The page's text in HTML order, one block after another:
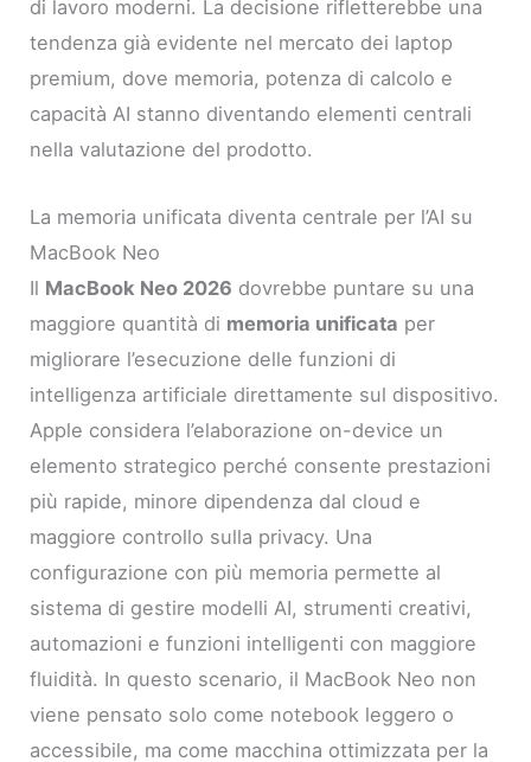
di lavoro moderni. La decisione rifletterebbe una
tendenza già evidente nel mercato dei laptop
premium, dove memoria, potenza di calcolo e
capacità AI stanno diventando elementi centrali
nella valutazione del prodotto.
La memoria unificata diventa centrale per l’AI su
MacBook Neo
Il MacBook Neo 2026 dovrebbe puntare su una
maggiore quantità di memoria unificata per
migliorare l’esecuzione delle funzioni di
intelligenza artificiale direttamente sul dispositivo.
Apple considera l’elaborazione on-device un
elemento strategico perché consente prestazioni
più rapide, minore dipendenza dal cloud e
maggiore controllo sulla privacy. Una
configurazione con più memoria permette al
sistema di gestire modelli AI, strumenti creativi,
automazioni e funzioni intelligenti con maggiore
fluidità. In questo scenario, il MacBook Neo non
viene pensato solo come notebook leggero o
accessibile, ma come macchina ottimizzata per la